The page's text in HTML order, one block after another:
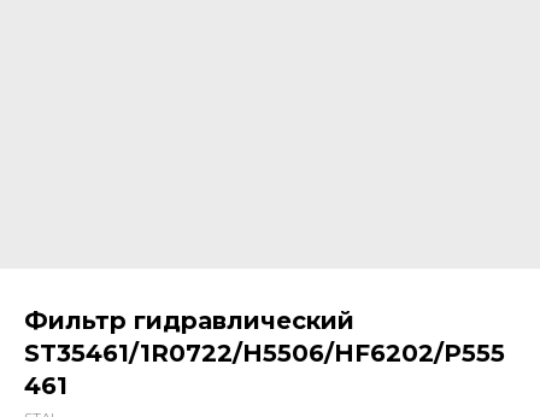
Фильтр гидравлический
ST35461/1R0722/H5506/HF6202/P555
461